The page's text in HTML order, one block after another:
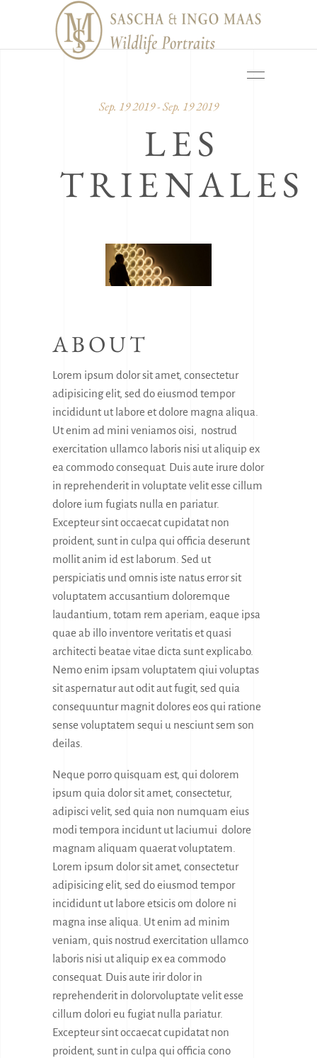
Sep. 19 2019 - Sep. 19 2019
LES
TRIENALES
ABOUT
Lorem ipsum dolor sit amet, consectetur
adipisicing elit, sed do eiusmod tempor
incididunt ut labore et dolore magna aliqua.
Ut enim ad mini veniamos oisi, nostrud
exercitation ullamco laboris nisi ut aliquip ex
ea commodo consequat. Duis aute irure dolor
in reprehenderit in voluptate velit esse cillum
dolore ium fugiats nulla en pariatur.
Excepteur sint occaecat cupidatat non
proident, sunt in culpa qui officia deserunt
mollit anim id est laborum. Sed ut
perspiciatis und omnis iste natus error sit
voluptatem accusantium doloremque
laudantium, totam rem aperiam, eaque ipsa
quae ab illo inventore veritatis et quasi
architecti beatae vitae dicta sunt explicabo.
Nemo enim ipsam voluptatem qiui voluptas
sit aspernatur aut odit aut fugit, sed quia
consequuntur magnit dolores eos qui ratione
sense voluptatem sequi u nesciunt sem son
deilas.
Neque porro quisquam est, qui dolorem
ipsum quia dolor sit amet, consectetur,
adipisci velit, sed quia non numquam eius
modi tempora incidunt ut laciumui dolore
magnam aliquam quaerat voluptatem.
Lorem ipsum dolor sit amet, consectetur
adipisicing elit, sed do eiusmod tempor
incididunt ut labore etsicis om dolore ni
magna inse aliqua. Ut enim ad minim
veniam, quis nostrud exercitation ullamco
laboris nisi ut aliquip ex ea commodo
consequat. Duis aute irir dolor in
reprehenderit in dolorvoluptate velit esse
cillum dolori eu fugiat nulla pariatur.
Excepteur sint occaecat cupidatat non
proident, sunt in culpa qui officia cono